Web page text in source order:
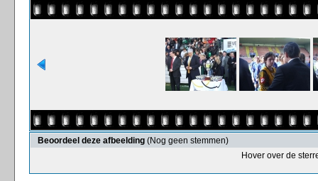
Beoordeel deze afbeelding (Nog geen stemmen)
Hover over de